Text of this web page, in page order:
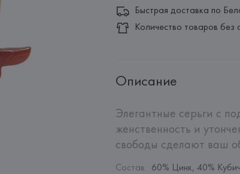
Быстрая доставка по
Количество товаров без
Описание
Элегантные серьги с
женственность и
свободы сделают ваш
Состав: 60% Цинк, 40%